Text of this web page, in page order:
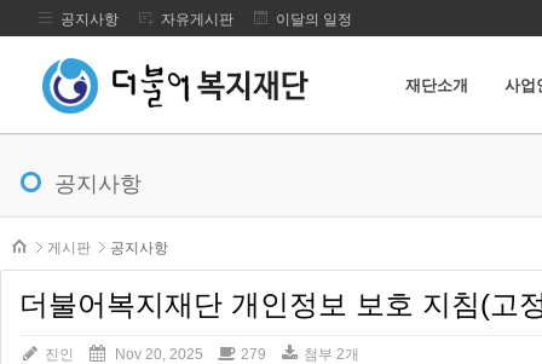
메뉴 건너뛰기
공지사항 자유게시판 이달의 일정
재단소개 사업
공지사항
본문시작
게시판
공지사항
더불어복지재단 개인정보 보호 지침(고
진인 Nov 20, 2025 279 첨부 2개